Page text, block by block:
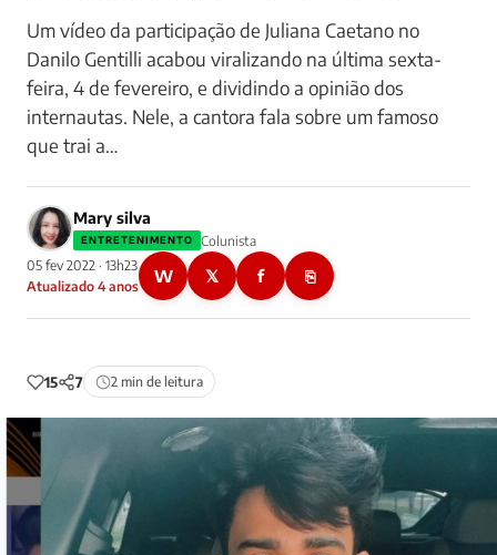
Um vídeo da participação de Juliana Caetano no
Danilo Gentilli acabou viralizando na última sexta-
feira, 4 de fevereiro, e dividindo a opinião dos
internautas. Nele, a cantora fala sobre um famoso
que trai a…
Mary silva
ENTRETENIMENTO
Colunista
05 fev 2022 · 13h23
Atualizado 4 anos
W 𝕏 f ⎘
15 7 2 min de leitura